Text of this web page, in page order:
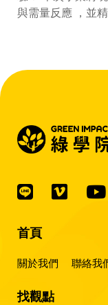
與需量反應 ，並
首頁
關於我們 聯絡我
找觀點